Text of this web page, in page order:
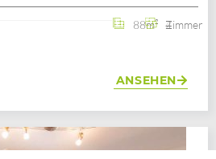
88m² 4 Zimmer
ANSEHEN